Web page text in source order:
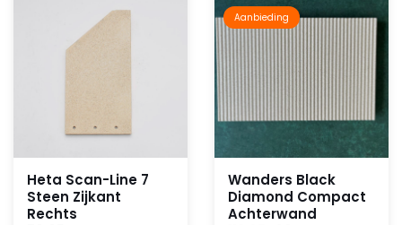
Heta Scan-Line 7
Steen Zijkant
Rechts
Aanbieding
Wanders Black
Diamond Compact
Achterwand